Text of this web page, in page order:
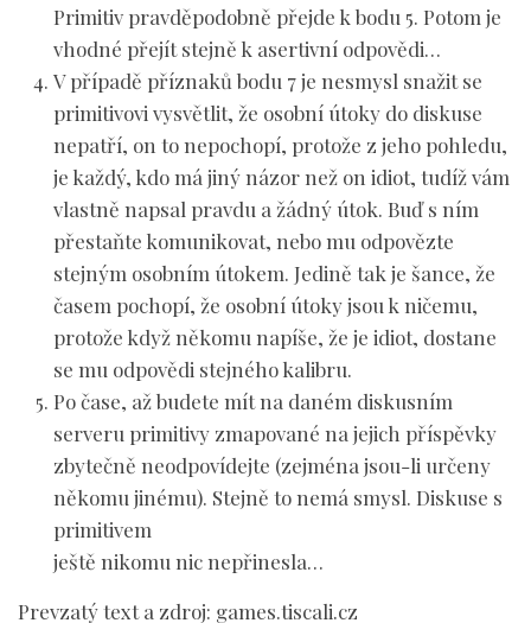
Primitiv pravděpodobně přejde k bodu 5. Potom je
vhodné přejít stejně k asertivní odpovědi…
V případě příznaků bodu 7 je nesmysl snažit se
primitivovi vysvětlit, že osobní útoky do diskuse
nepatří, on to nepochopí, protože z jeho pohledu,
je každý, kdo má jiný názor než on idiot, tudíž vám
vlastně napsal pravdu a žádný útok. Buď s ním
přestaňte komunikovat, nebo mu odpovězte
stejným osobním útokem. Jedině tak je šance, že
časem pochopí, že osobní útoky jsou k ničemu,
protože když někomu napíše, že je idiot, dostane
se mu odpovědi stejného kalibru.
Po čase, až budete mít na daném diskusním
serveru primitivy zmapované na jejich příspěvky
zbytečně neodpovídejte (zejména jsou-li určeny
někomu jinému). Stejně to nemá smysl. Diskuse s
primitivem
ještě nikomu nic nepřinesla…
Prevzatý text a zdroj: games.tiscali.cz